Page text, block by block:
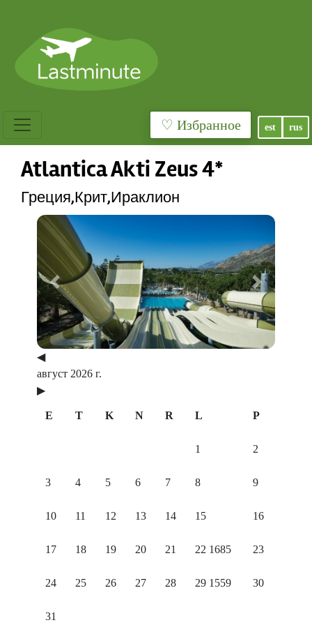
♡ Избранное est rus
Atlantica Akti Zeus 4*
Греция,Крит,Ираклион
Previous Next
◀
август 2026 г.
▶
E T K N R L P
1 2
3 4 5 6 7 8 9
10 11 12 13 14 15 16
17 18 19 20 21 22 1685 23
24 25 26 27 28 29 1559 30
31